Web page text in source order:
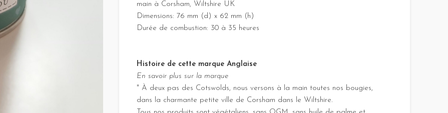
main à Corsham, Wiltshire UK
Dimensions: 76 mm (d) x 62 mm (h)
Durée de combustion: 30 à 35 heures
Histoire de cette marque Anglaise
En savoir plus sur la marque
" À deux pas des Cotswolds, nous versons à la main toutes nos bougies,
dans la charmante petite ville de Corsham dans le Wiltshire.